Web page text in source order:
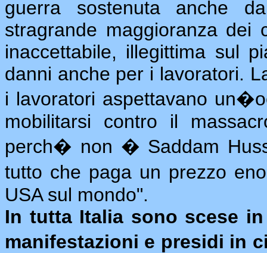
guerra sostenuta anche
stragrande maggioranza dei
inaccettabile, illegittima sul
danni anche per i lavoratori.
i lavoratori aspettavano
mobilitarsi contro il
perch� non � Saddam
tutto che paga un prezzo
USA sul mondo".
In tutta Italia sono scese
manifestazioni e presidi in